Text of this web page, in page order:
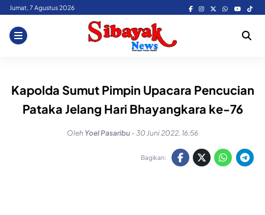
Skip
content
Jumat, 7 Agustus 2026
Kapolda Sumut Pimpin Upacara Pencucian
Pataka Jelang Hari Bhayangkara ke-76
Oleh Yoel Pasaribu - 30 Juni 2022, 16:56
Bagikan: